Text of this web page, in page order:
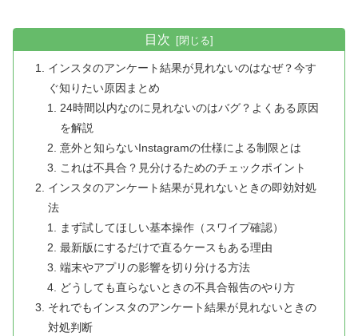
目次
インスタのアンケート結果が見れないのはなぜ？今す
ぐ知りたい原因まとめ
24時間以内なのに見れないのはバグ？よくある原因
を解説
意外と知らないInstagramの仕様による制限とは
これは不具合？見分けるためのチェックポイント
インスタのアンケート結果が見れないときの即効対処
法
まず試してほしい基本操作（スワイプ確認）
最新版にするだけで直るケースもある理由
端末やアプリの影響を切り分ける方法
どうしても直らないときの不具合報告のやり方
それでもインスタのアンケート結果が見れないときの
対処判断